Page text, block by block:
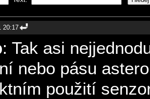
20:17
: Tak asi
nebo pásu
použití